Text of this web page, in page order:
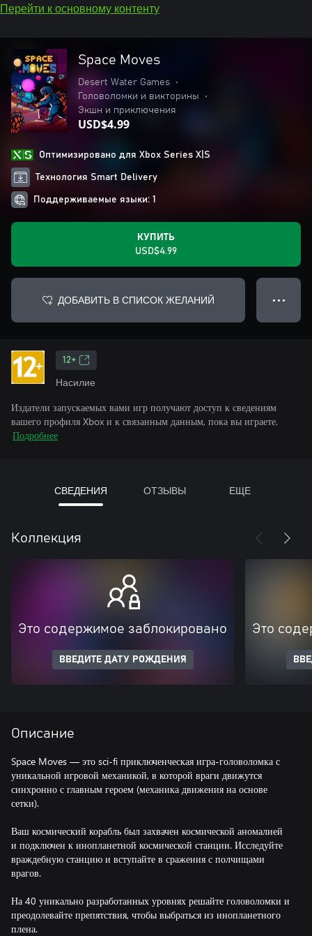
Перейти к основному контенту
Space Moves
Desert Water Games
•
Головоломки и викторины
•
Экшн и приключения
USD$4.99
Оптимизировано для Xbox Series X|S
Технология Smart Delivery
Поддерживаемые языки: 1
КУПИТЬ
USD$4.99
ДОБАВИТЬ В СПИСОК ЖЕЛАНИЙ ● ● ●
12+
Насилие
Издатели запускаемых вами игр получают доступ к сведениям
вашего профиля Xbox и к связанным данным, пока вы играете.
Подробнее
СВЕДЕНИЯ ОТЗЫВЫ ЕЩЕ
Коллекция
Это содержимое заблокировано
ВВЕДИТЕ ДАТУ РОЖДЕНИЯ
Это
Описание
Space Moves — это sci-fi приключенческая игра-головоломка с
уникальной игровой механикой, в которой враги движутся
синхронно с главным героем (механика движения на основе
сетки).
Ваш космический корабль был захвачен космической аномалией
и подключен к инопланетной космической станции. Исследуйте
враждебную станцию и вступайте в сражения с полчищами
врагов.
На 40 уникально разработанных уровнях решайте головоломки и
преодолевайте препятствия, чтобы выбраться из инопланетного
плена.